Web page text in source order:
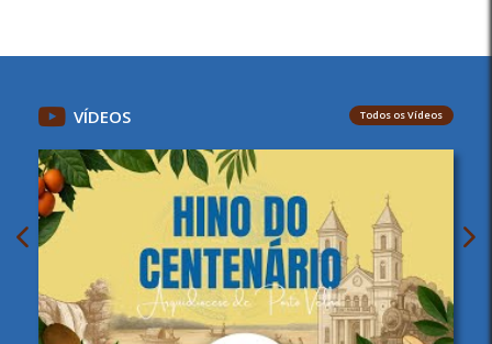
VÍDEOS Todos os Vídeos